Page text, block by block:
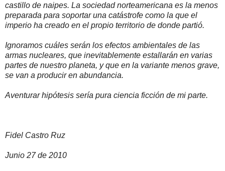
castillo de naipes. La sociedad norteamericana es la menos
preparada para soportar una catástrofe como la que el
imperio ha creado en el propio territorio de donde partió.
Ignoramos cuáles serán los efectos ambientales de las
armas nucleares, que inevitablemente estallarán en varias
partes de nuestro planeta, y que en la variante menos grave,
se van a producir en abundancia.
Aventurar hipótesis sería pura ciencia ficción de mi parte.
Fidel Castro Ruz
Junio 27 de 2010